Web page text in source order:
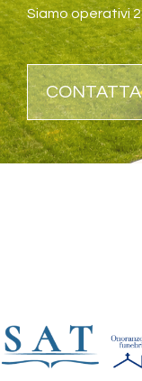
Siamo operativi